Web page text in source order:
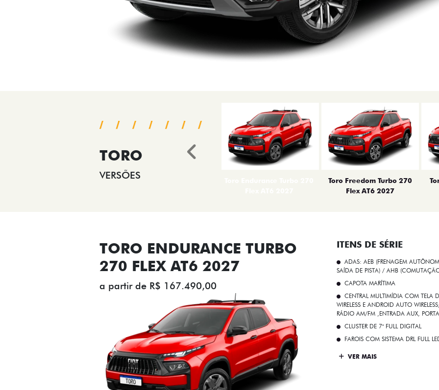
TORO
VERSÕES
Toro Freedom Turbo 270
Flex AT6 2027
Anterior
TORO ENDURANCE TURBO
270 FLEX AT6 2027
a partir de R$ 167.490,00
ITENS DE SÉRIE
ADAS: AEB (FRENAGEM
SAÍDA DE PISTA) / AHB
CAPOTA MARÍTIMA
CENTRAL MULTIMÍDIA COM TELA
WIRELESS E ANDROID AUTO
RÁDIO AM/FM ,ENTRADA AUX,
CLUSTER DE 7" FULL DIGITAL
FAROIS COM SISTEMA DRL FULL
VER MAIS